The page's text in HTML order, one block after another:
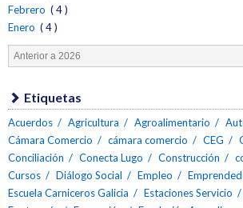
Febrero ( 4 )
Enero ( 4 )
Etiquetas
Acuerdos Agricultura Agroalimentario
Cámara Comercio
cámara comercio CEG
Conciliación
Conecta Lugo Construcción
Cursos
Diálogo Social Empleo
Escuela Carniceros Galicia
Estaciones Servicio